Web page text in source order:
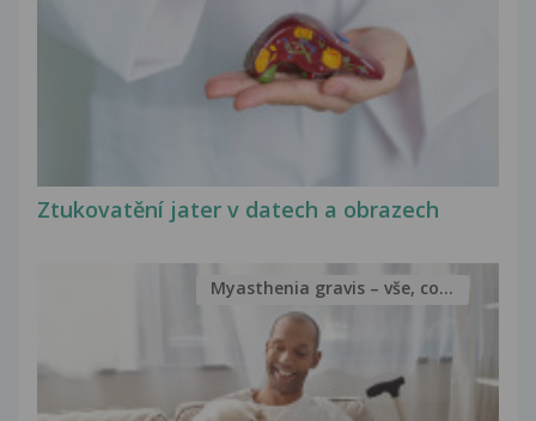
Ztukovatění jater v datech a obrazech
Myasthenia gravis – vše, co...